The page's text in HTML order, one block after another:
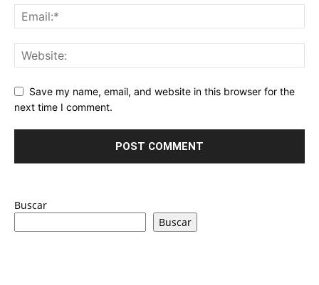
Save my name, email, and website in this browser for the
next time I comment.
Buscar
Buscar